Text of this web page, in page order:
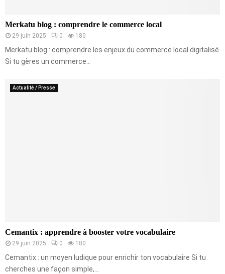
Merkatu blog : comprendre le commerce local
29 juin 2025 0 180
Merkatu blog : comprendre les enjeux du commerce local digitalisé
Si tu gères un commerce...
Actualité / Presse
Cemantix : apprendre à booster votre vocabulaire
29 juin 2025 0 180
Cemantix : un moyen ludique pour enrichir ton vocabulaire Si tu
cherches une façon simple,...